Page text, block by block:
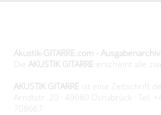
Akustik-GITARRE.com -
Die AKUSTIK GITARRE erscheint alle
AKUSTIK GITARRE ist eine Zeitschrift
Arndtstr. 20 · 49080 Osnabrück · Tel.
708667